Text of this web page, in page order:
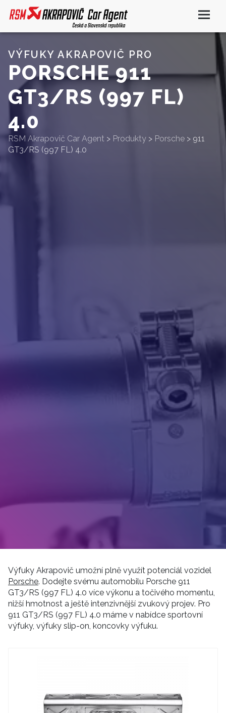
VÝFUKY AKRAPOVIČ PRO
PORSCHE 911
GT3/RS (997 FL)
4.0
RSM Akrapovič Car Agent > Produkty > Porsche > 911
GT3/RS (997 FL) 4.0
Výfuky Akrapovič umožní plně využít potenciál vozidel
Porsche. Dodejte svému automobilu Porsche 911
GT3/RS (997 FL) 4.0 více výkonu a točivého momentu,
nižší hmotnost a ještě intenzivnější zvukový projev. Pro
911 GT3/RS (997 FL) 4.0 máme v nabídce sportovní
výfuky, výfuky slip-on, koncovky výfuku.